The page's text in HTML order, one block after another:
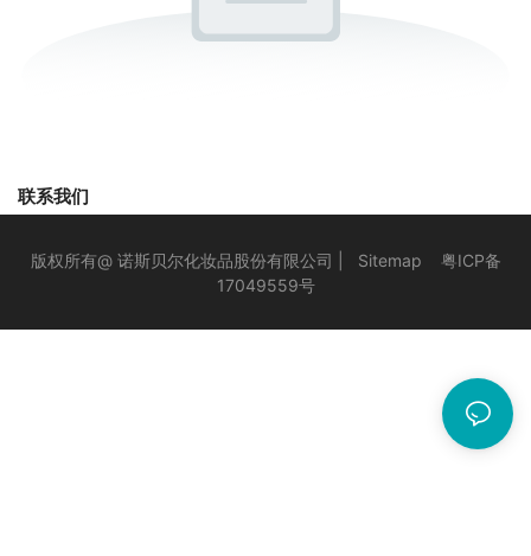
联系我们
版权所有@ 诺斯贝尔化妆品股份有限公司 | Sitemap
粤ICP备
17049559号